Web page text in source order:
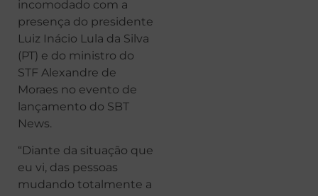
incomodado com a
presença do presidente
Luiz Inácio Lula da Silva
(PT) e do ministro do
STF Alexandre de
Moraes no evento de
lançamento do SBT
News.
“Diante da situação que
eu vi, das pessoas
mudando totalmente a